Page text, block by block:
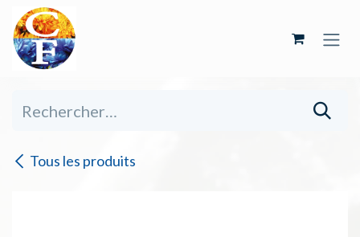
Se rendre au contenu
Tous les produits